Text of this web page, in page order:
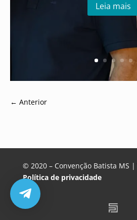
Leia mais
← Anterior
© 2020 – Convenção Batista MS |
Política de privacidade